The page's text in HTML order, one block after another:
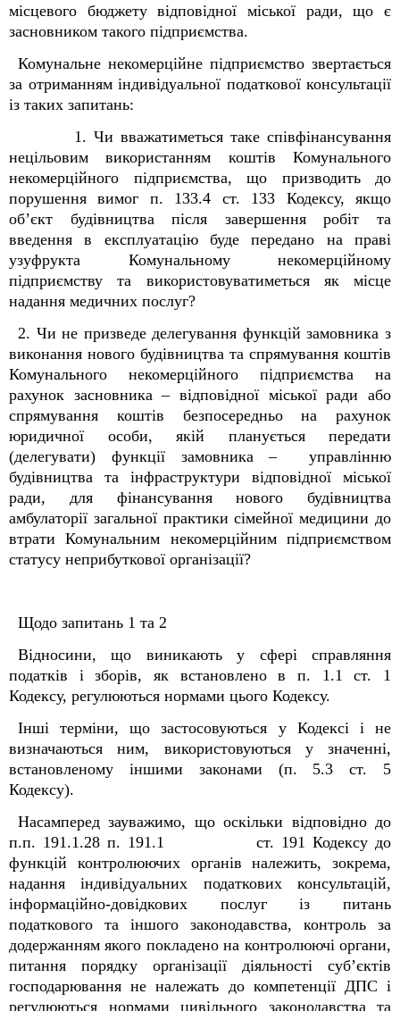
місцевого бюджету відповідної міської ради, що є
засновником такого підприємства.
Комунальне некомерційне підприємство звертається
за отриманням індивідуальної податкової консультації
із таких запитань:
1. Чи вважатиметься таке співфінансування
нецільовим використанням коштів Комунального
некомерційного підприємства, що призводить до
порушення вимог п. 133.4 ст. 133 Кодексу, якщо
об’єкт будівництва після завершення робіт та
введення в експлуатацію буде передано на праві
узуфрукта Комунальному некомерційному
підприємству та використовуватиметься як місце
надання медичних послуг?
2. Чи не призведе делегування функцій замовника з
виконання нового будівництва та спрямування коштів
Комунального некомерційного підприємства на
рахунок засновника – відповідної міської ради або
спрямування коштів безпосередньо на рахунок
юридичної особи, якій планується передати
(делегувати) функції замовника – управлінню
будівництва та інфраструктури відповідної міської
ради, для фінансування нового будівництва
амбулаторії загальної практики сімейної медицини до
втратиКомунальним некомерційним підприємством
статусу неприбуткової організації?
Щодо запитань 1 та 2
Відносини, що виникають у сфері справляння
податків і зборів, як встановлено в п. 1.1 ст. 1
Кодексу, регулюються нормами цього Кодексу.
Інші терміни, що застосовуються у Кодексі і не
визначаються ним, використовуються у значенні,
встановленому іншими законами (п. 5.3 ст. 5
Кодексу).
Насамперед зауважимо, що оскільки відповідно до
п.п. 191.1.28 п. 191.1 ст. 191 Кодексу до
функцій контролюючих органів належить, зокрема,
надання індивідуальних податкових консультацій,
інформаційно-довідкових послуг із питань
податкового та іншого законодавства, контроль за
додержанням якого покладено на контролюючі органи,
питання порядку організації діяльності суб’єктів
господарювання не належать до компетенції ДПС і
регулюються нормами цивільного законодавства та